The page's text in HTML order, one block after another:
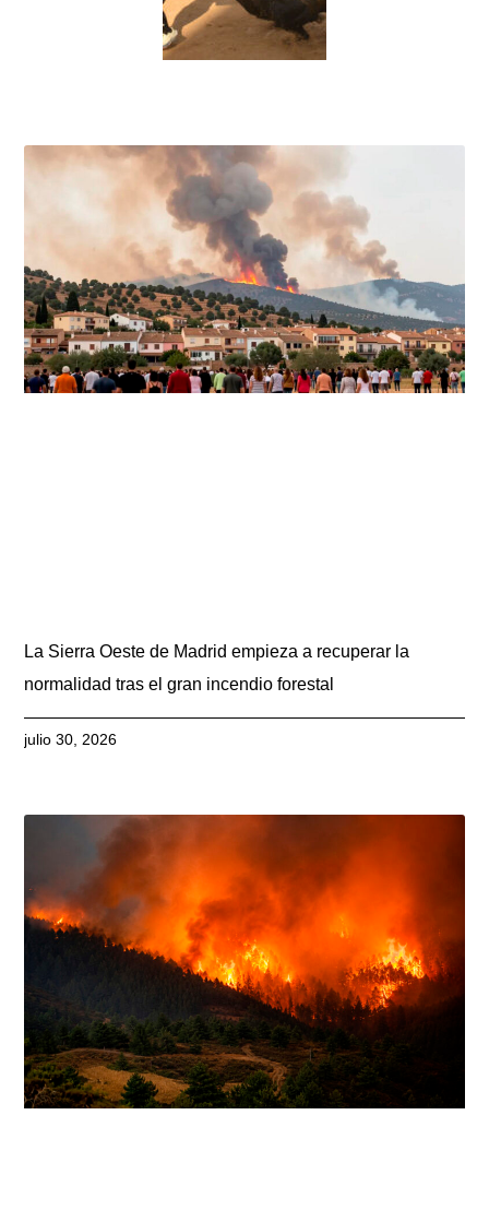
La Sierra Oeste de Madrid empieza a recuperar la
normalidad tras el gran incendio forestal
julio 30, 2026